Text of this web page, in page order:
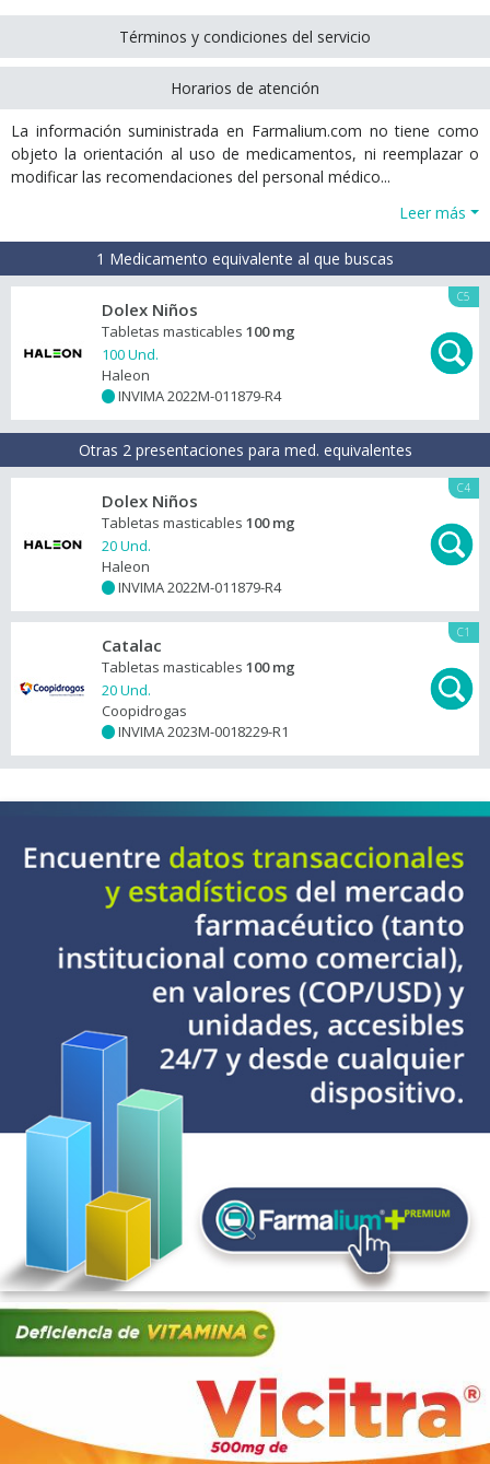
Términos y condiciones del servicio
Horarios de atención
La información suministrada en Farmalium.com no tiene como
objeto la orientación al uso de medicamentos, ni reemplazar o
modificar las recomendaciones del personal médico...
Leer más
1 Medicamento equivalente al que buscas
C5
Dolex Niños
Tabletas masticables 100 mg
100 Und.
Haleon
INVIMA 2022M-011879-R4
Otras 2 presentaciones para med. equivalentes
C4
Dolex Niños
Tabletas masticables 100 mg
20 Und.
Haleon
INVIMA 2022M-011879-R4
C1
Catalac
Tabletas masticables 100 mg
20 Und.
Coopidrogas
INVIMA 2023M-0018229-R1